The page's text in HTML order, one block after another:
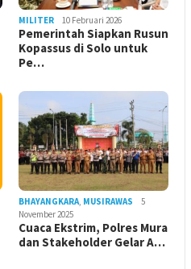
MILITER 10 Februari 2026
Pemerintah Siapkan Rusun
Kopassus di Solo untuk
Pe…
BHAYANGKARA MUSIRAWAS
5
November 2025
Cuaca Ekstrim, Polres Mura
dan Stakeholder Gelar A…